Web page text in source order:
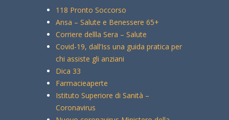
118 Pronto Soccorso
Ansa – Salute e Benessere 65+
Corriere dellla Sera – Salute
Covid-19, dall’Iss una guida pratica per
chi assiste gli anziani
Dica 33
Farmacieaperte
Istituto Superiore di Sanità –
Coronavirus